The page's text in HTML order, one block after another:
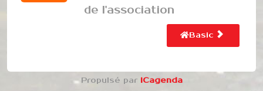
de l'association
Basic
Propulsé par iCagenda